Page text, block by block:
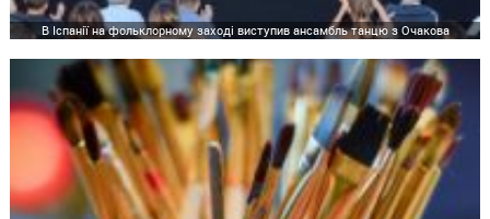
В Іспанії на фольклорному заході виступив ансамбль танцю з Очакова